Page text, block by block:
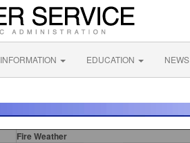
INFORMATION EDUCATION NEWS
Fire Weather